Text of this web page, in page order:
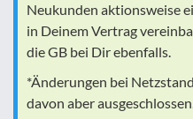
Neukunden aktionsweise
in Deinem Vertrag
die GB bei Dir ebenfalls.
*Änderungen bei
davon aber